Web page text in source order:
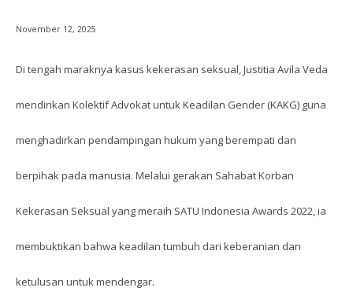
November 12, 2025
Di tengah maraknya kasus kekerasan seksual, Justitia Avila Veda
mendirikan Kolektif Advokat untuk Keadilan Gender (KAKG) guna
menghadirkan pendampingan hukum yang berempati dan
berpihak pada manusia. Melalui gerakan Sahabat Korban
Kekerasan Seksual yang meraih SATU Indonesia Awards 2022, ia
membuktikan bahwa keadilan tumbuh dari keberanian dan
ketulusan untuk mendengar.